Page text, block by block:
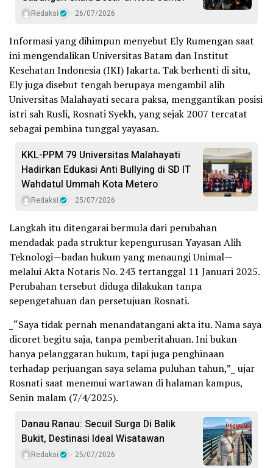
Redaksi 26/07/2026
Informasi yang dihimpun menyebut Ely Rumengan saat
ini mengendalikan Universitas Batam dan Institut
Kesehatan Indonesia (IKI) Jakarta. Tak berhenti di situ,
Ely juga disebut tengah berupaya mengambil alih
Universitas Malahayati secara paksa, menggantikan posisi
istri sah Rusli, Rosnati Syekh, yang sejak 2007 tercatat
sebagai pembina tunggal yayasan.
KKL-PPM 79 Universitas Malahayati
Hadirkan Edukasi Anti Bullying di SD IT
Wahdatul Ummah Kota Metero
Redaksi 25/07/2026
Langkah itu ditengarai bermula dari perubahan
mendadak pada struktur kepengurusan Yayasan Alih
Teknologi—badan hukum yang menaungi Unimal—
melalui Akta Notaris No. 243 tertanggal 11 Januari 2025.
Perubahan tersebut diduga dilakukan tanpa
sepengetahuan dan persetujuan Rosnati.
_“Saya tidak pernah menandatangani akta itu. Nama saya
dicoret begitu saja, tanpa pemberitahuan. Ini bukan
hanya pelanggaran hukum, tapi juga penghinaan
terhadap perjuangan saya selama puluhan tahun,”_ ujar
Rosnati saat menemui wartawan di halaman kampus,
Senin malam (7/4/2025).
Danau Ranau: Secuil Surga Di Balik
Bukit, Destinasi Ideal Wisatawan
Redaksi 25/07/2026